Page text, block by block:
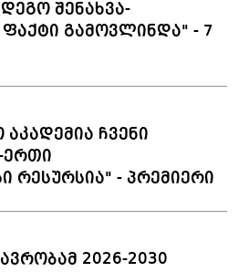
შენახვა-
გამოვლინდა" - 7
ჩვენი
ერთი
რესურსია" - პრემიერი
2026-2030